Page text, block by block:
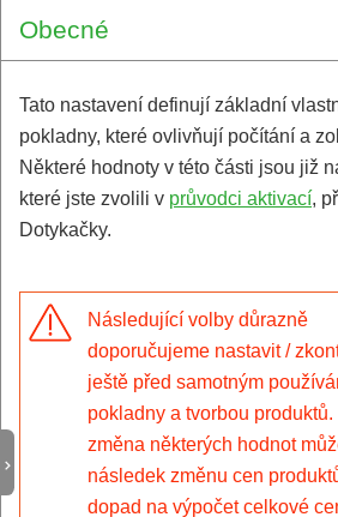
Obecné
Tato nastavení definují základní
pokladny, které ovlivňují počítání a
Některé hodnoty v této části jsou již
které jste zvolili v průvodci aktivací,
Dotykačky.
Následující volby důrazně
doporučujeme nastavit /
ještě před samotným
pokladny a tvorbou
změna některých hodnot
následek změnu cen
dopad na výpočet celkové